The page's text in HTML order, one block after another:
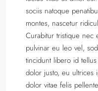
sociis natoque
montes, nascetur
Curabitur tristique nec
pulvinar eu leo vel,
tincidunt libero id
dolor justo, eu ultrices
dolor vitae felis